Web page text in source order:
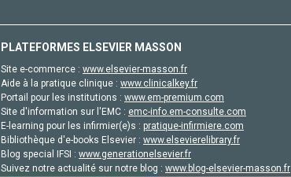
PLATEFORMES ELSEVIER MASSON
Site e-commerce : www.elsevier-masson.fr
Aide à la pratique clinique : www.clinicalkey.fr
Portail pour les institutions : www.em-premium.com
Site d'information sur l'EMC : emc-info.em-consulte.com
E-learning pour les infirmier(e)s : pratique-infirmiere.com
Bibliothèque d'e-books Elsevier : www.elsevierelibrary.fr
Blog special IFSI : www.generationelsevier.fr
Suivez notre actualité sur notre blog : www.blog-elsevier-masson.fr